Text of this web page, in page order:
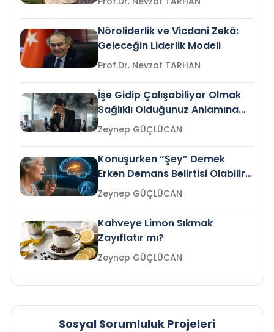
Nöroliderlik ve Vicdani Zekâ:
Geleceğin Liderlik Modeli
Prof.Dr. Nevzat TARHAN
İşe Gidip Çalışabiliyor Olmak
Sağlıklı Olduğunuz Anlamına
Gelir mi?Zeynep GÜÇLÜCAN
Konuşurken “Şey” Demek
Erken Demans Belirtisi Olabilir
mi?
Zeynep GÜÇLÜCAN
Kahveye Limon Sıkmak
Zayıflatır mı?
Zeynep GÜÇLÜCAN
Sosyal Sorumluluk Projeleri